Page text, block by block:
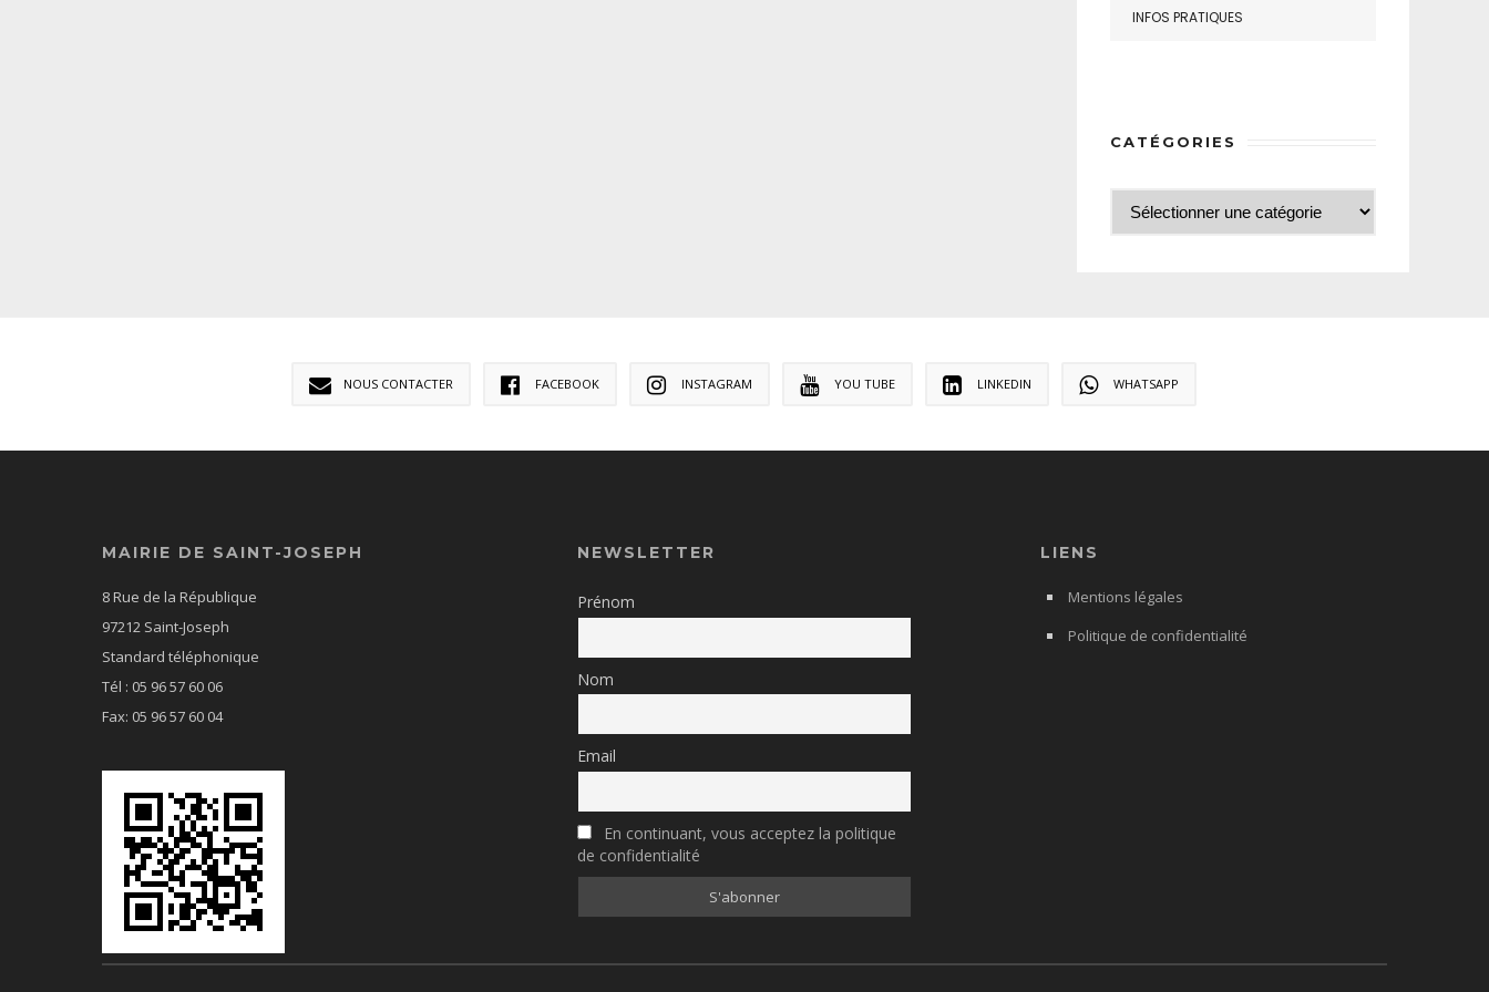
INFOS PRATIQUES
CATÉGORIES
NOUS CONTACTER FACEBOOK INSTAGRAM YOU TUBE LINKEDIN WHATSAPP
MAIRIE DE SAINT-JOSEPH
8 Rue de la République
97212 Saint-Joseph
Standard téléphonique
Tél : 05 96 57 60 06
Fax: 05 96 57 60 04
NEWSLETTER
Prénom
Nom
Email
En continuant, vous acceptez la politique
de confidentialité
LIENS
Mentions légales
Politique de confidentialité